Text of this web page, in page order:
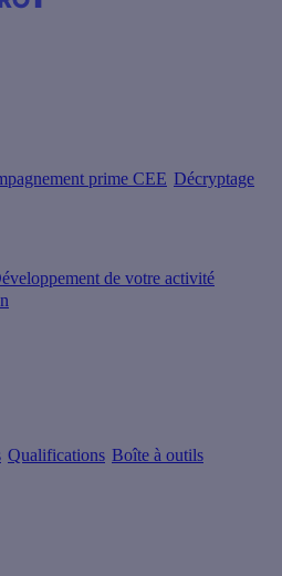
prime CEE Décryptage
de votre activité
Qualifications Boîte à outils